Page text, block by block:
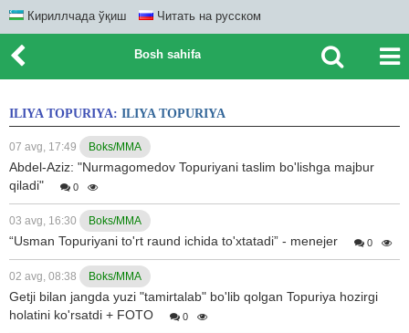
Кириллчада ўқиш Читать на русском
Bosh sahifa
ILIYA TOPURIYA: ILIYA TOPURIYA
07 avg, 17:49 Boks/MMA
Abdel-Aziz: "Nurmagomedov Topuriyani taslim bo'lishga majbur
qiladi"
0
03 avg, 16:30 Boks/MMA
“Usman Topuriyani to'rt raund ichida to'xtatadi” - menejer 0
02 avg, 08:38 Boks/MMA
Getji bilan jangda yuzi "tamirtalab" bo'lib qolgan Topuriya hozirgi
holatini ko'rsatdi + FOTO
0